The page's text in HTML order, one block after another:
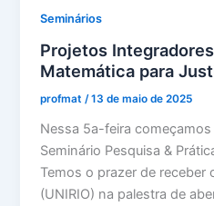
Seminários
Projetos
Matemática para
profmat/13 de maio de 2025
Nessa 5a-feira
Seminário Pesquisa &
Temos o prazer de receber
(UNIRIO) na palestra de